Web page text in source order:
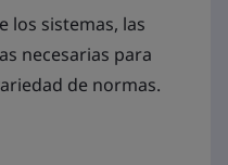
los sistemas, las
necesarias para
de normas.